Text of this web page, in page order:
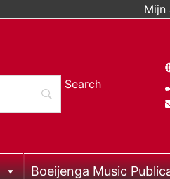
Mijn
Boeijenga Music